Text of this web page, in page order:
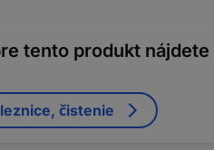
tento produkt nájdete
čistenie